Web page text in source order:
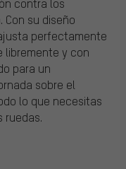
contra los
su diseño
perfectamente
libremente y con
para un
sobre el
lo que necesitas
ruedas.